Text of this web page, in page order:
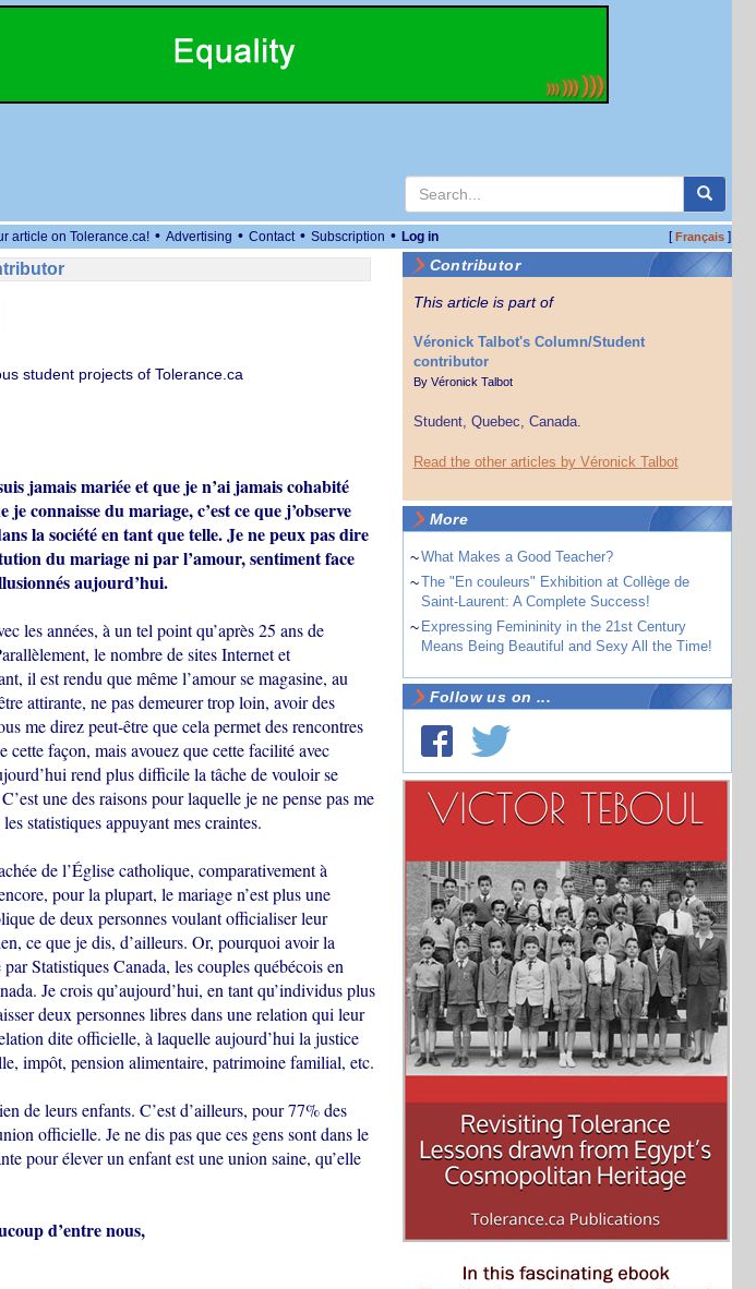
article on Tolerance.ca! • Advertising • Contact • Subscription • Log in [Français]
student projects of Tolerance.ca
jamais mariée et que je n’ai jamais cohabité
connaisse du mariage, c’est ce que j’observe
la société en tant que telle. Je ne peux pas dire
du mariage ni par l’amour, sentiment face
aujourd’hui.
les années, à un tel point qu’après 25 ans de
le nombre de sites Internet et
il est rendu que même l’amour se magasine, au
attirante, ne pas demeurer trop loin, avoir des
me direz peut-être que cela permet des rencontres
cette façon, mais avouez que cette facilité avec
rend plus difficile la tâche de vouloir se
une des raisons pour laquelle je ne pense pas me
statistiques appuyant mes craintes.
de l’Église catholique, comparativement à
pour la plupart, le mariage n’est plus une
de deux personnes voulant officialiser leur
ce que je dis, d’ailleurs. Or, pourquoi avoir la
Statistiques Canada, les couples québécois en
Je crois qu’aujourd’hui, en tant qu’individus plus
deux personnes libres dans une relation qui leur
dite officielle, à laquelle aujourd’hui la justice
impôt, pension alimentaire, patrimoine familial, etc.
de leurs enfants. C’est d’ailleurs, pour 77% des
officielle. Je ne dis pas que ces gens sont dans le
pour élever un enfant est une union saine, qu’elle
d’entre nous,
Contributor
This article is part of
Véronick Talbot's Column/Student
contributor
By Véronick Talbot
Student, Quebec, Canada.
Read the other articles by Véronick Talbot
More
~What Makes a Good Teacher?
~The "En couleurs" Exhibition at Collège de
Saint-Laurent: A Complete Success!
~ Expressing Femininity in the 21st Century
Means Being Beautiful and Sexy All the Time!
Follow us on ...